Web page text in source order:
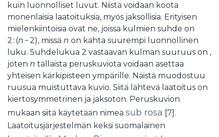
kuin luonnolliset luvut. Niistä voidaan koota
monenlaisia laatoituksia, myös jaksollisia. Erityisen
mielenkiintoisia ovat ne, joissa kulmien suhde on
2 : (n − 2), missä n on kahta suurempi luonnollinen
luku. Suhdelukua 2 vastaavan kulman suuruus on ,
joten n tällaista peruskuviota voidaan asettaa
yhteisen kärkipisteen ympärille. Näistä muodostuu
ruusua muistuttava kuvio. Siitä lähtevä laatoitus on
kiertosymmetrinen ja jaksoton. Peruskuvion
mukaan siitä käytetään nimeä sub rosa [7].
Laatoitusjärjestelmän keksi suomalainen